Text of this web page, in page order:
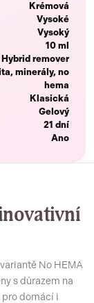
Krémová
Vysoké
Vysoký
10 ml
Hybrid remover
minerály, no
hema
Klasická
Gelový
21 dní
Ano
No HEMA
s důrazem na
domácí i